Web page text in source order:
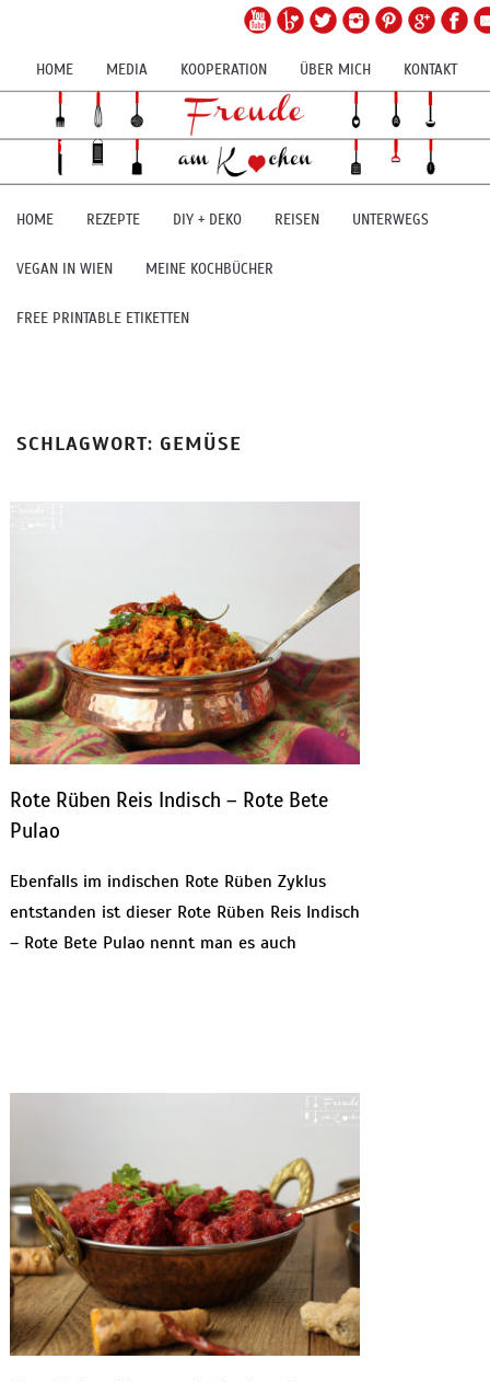
HOME MEDIA KOOPERATION ÜBER MICH KONTAKT
HOME REZEPTE DIY + DEKO REISEN UNTERWEGS
VEGAN IN WIEN MEINE KOCHBÜCHER
FREE PRINTABLE ETIKETTEN
SCHLAGWORT: GEMÜSE
Rote Rüben Reis Indisch – Rote Bete
Pulao
Ebenfalls im indischen Rote Rüben Zyklus
entstanden ist dieser Rote Rüben Reis Indisch
– Rote Bete Pulao nennt man es auch